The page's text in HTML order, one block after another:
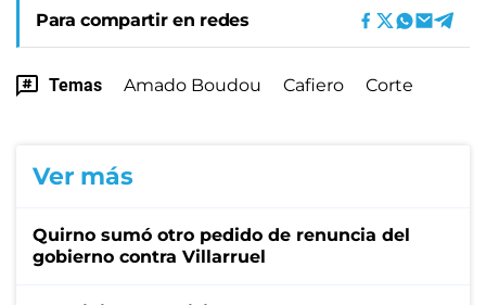
Para compartir en redes
Temas Amado Boudou Cafiero Corte
Ver más
Quirno sumó otro pedido de renuncia del
gobierno contra Villarruel